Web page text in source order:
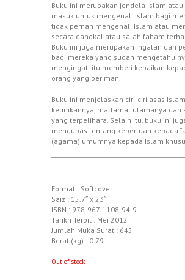
Buku ini merupakan jendela Islam atau
masuk untuk mengenali Islam bagi
tidak pernah mengenali Islam atau
secara dangkal atau salah faham
Buku ini juga merupakan ingatan dan
bagi mereka yang sudah
mengingati itu memberi kebaikan
orang yang beriman.
Buku ini menjelaskan ciri-ciri asas
keunikannya, matlamat utamanya dan
yang terpelihara. Selain itu, buku ini
mengupas tentang keperluan kepada
(agama) umumnya kepada Islam
Format : Softcover
Saiz : 15.7″ x 23″
ISBN : 978-967-1108-94-9
Tarikh Terbit : Mei 2012
Jumlah Muka Surat : 645
Berat (kg) : 0.79
Out of stock